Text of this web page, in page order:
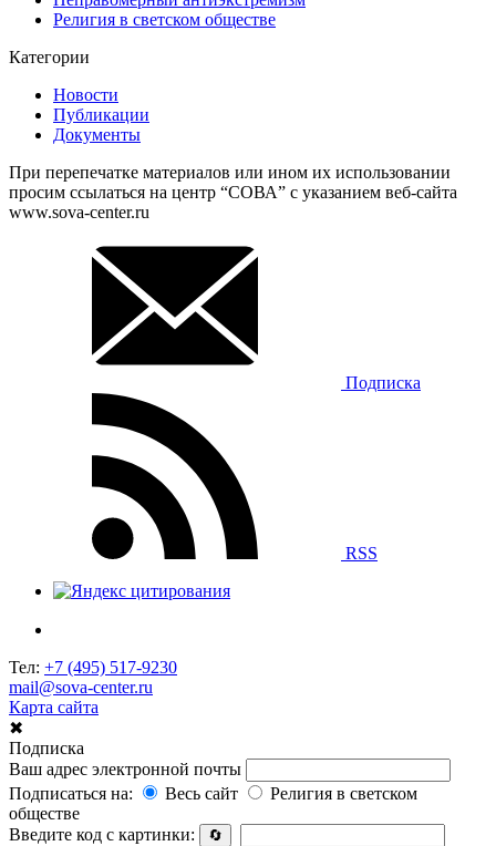
Религия в светском обществе
Категории
Новости
Публикации
Документы
При перепечатке материалов или ином их использовании
просим ссылаться на центр “СОВА” с указанием веб-сайта
www.sova-center.ru
Подписка
RSS
Тел: +7 (495) 517-9230
mail@sova-center.ru
Карта сайта
✖
Подписка
Ваш адрес электронной почты
Подписаться на:
Весь сайт
Религия в светском
обществе
Введите код с картинки:
🔄